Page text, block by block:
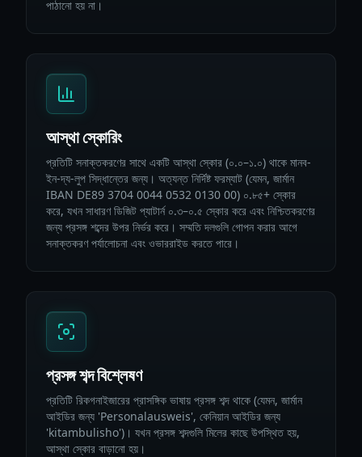
পাঠানো হয় না।
আস্থা স্কোরিং
প্রতিটি সনাক্তকরণের সাথে একটি আস্থা স্কোর (০.০–১.০) থাকে মানব-
ইন-দ্য-লুপ সিদ্ধান্তের জন্য। অত্যন্ত নির্দিষ্ট ফরম্যাট (যেমন, জার্মান
IBAN DE89 3704 0044 0532 0130 00) ০.৮৫+ স্কোর
করে, যখন সাধারণ ডিজিট প্যাটার্ন ০.৩–০.৫ স্কোর করে এবং নিশ্চিতকরণের
জন্য প্রসঙ্গ শব্দের উপর নির্ভর করে। সম্মতি দলগুলি গোপন করার আগে
সনাক্তকরণ পর্যালোচনা এবং ওভাররাইড করতে পারে।
প্রসঙ্গ শব্দ বিশ্লেষণ
প্রতিটি রিকগনাইজারের প্রাসঙ্গিক ভাষায় প্রসঙ্গ শব্দ থাকে (যেমন, জার্মান
আইডির জন্য 'Personalausweis', কেনিয়ান আইডির জন্য
'kitambulisho')। যখন প্রসঙ্গ শব্দগুলি মিলের কাছে উপস্থিত হয়,
আস্থা স্কোর বাড়ানো হয়।